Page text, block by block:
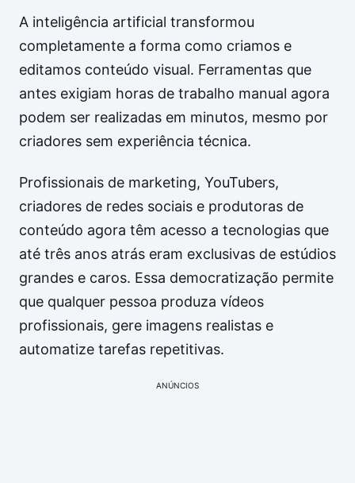
A inteligência artificial transformou
completamente a forma como criamos e
editamos conteúdo visual. Ferramentas que
antes exigiam horas de trabalho manual agora
podem ser realizadas em minutos, mesmo por
criadores sem experiência técnica.
Profissionais de marketing, YouTubers,
criadores de redes sociais e produtoras de
conteúdo agora têm acesso a tecnologias que
até três anos atrás eram exclusivas de estúdios
grandes e caros. Essa democratização permite
que qualquer pessoa produza vídeos
profissionais, gere imagens realistas e
automatize tarefas repetitivas.
ANÚNCIOS